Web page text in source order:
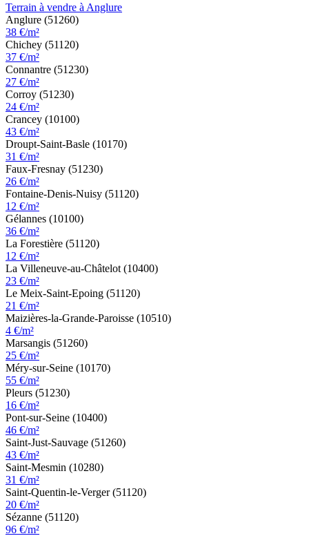
Terrain à vendre à Anglure
Anglure (51260)
38 €/m²
Chichey (51120)
37 €/m²
Connantre (51230)
27 €/m²
Corroy (51230)
24 €/m²
Crancey (10100)
43 €/m²
Droupt-Saint-Basle (10170)
31 €/m²
Faux-Fresnay (51230)
26 €/m²
Fontaine-Denis-Nuisy (51120)
12 €/m²
Gélannes (10100)
36 €/m²
La Forestière (51120)
12 €/m²
La Villeneuve-au-Châtelot (10400)
23 €/m²
Le Meix-Saint-Epoing (51120)
21 €/m²
Maizières-la-Grande-Paroisse (10510)
4 €/m²
Marsangis (51260)
25 €/m²
Méry-sur-Seine (10170)
55 €/m²
Pleurs (51230)
16 €/m²
Pont-sur-Seine (10400)
46 €/m²
Saint-Just-Sauvage (51260)
43 €/m²
Saint-Mesmin (10280)
31 €/m²
Saint-Quentin-le-Verger (51120)
20 €/m²
Sézanne (51120)
96 €/m²